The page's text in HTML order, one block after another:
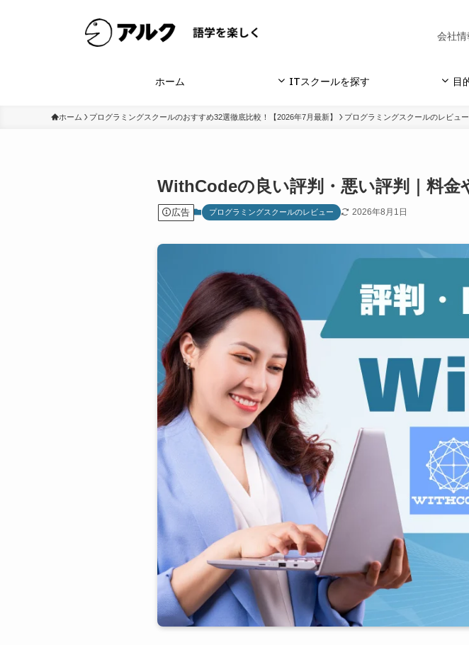
会社情
ホーム ITスクールを探す 目
ホーム プログラミングスクールのおすすめ32選徹底比較！【2026年7月最新】 プログラミングスクールのレビュー
WithCodeの良い評判・悪い評判｜料
広告 プログラミングスクールのレビュー 2026年8月1日